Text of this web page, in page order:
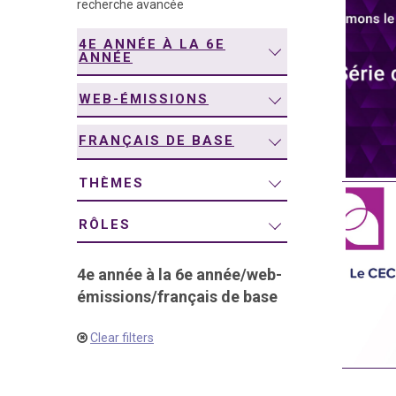
recherche avancée
4E ANNÉE À LA 6E
ANNÉE
WEB-ÉMISSIONS
FRANÇAIS DE BASE
THÈMES
RÔLES
4e année à la 6e année/web-
émissions/français de base
Clear filters